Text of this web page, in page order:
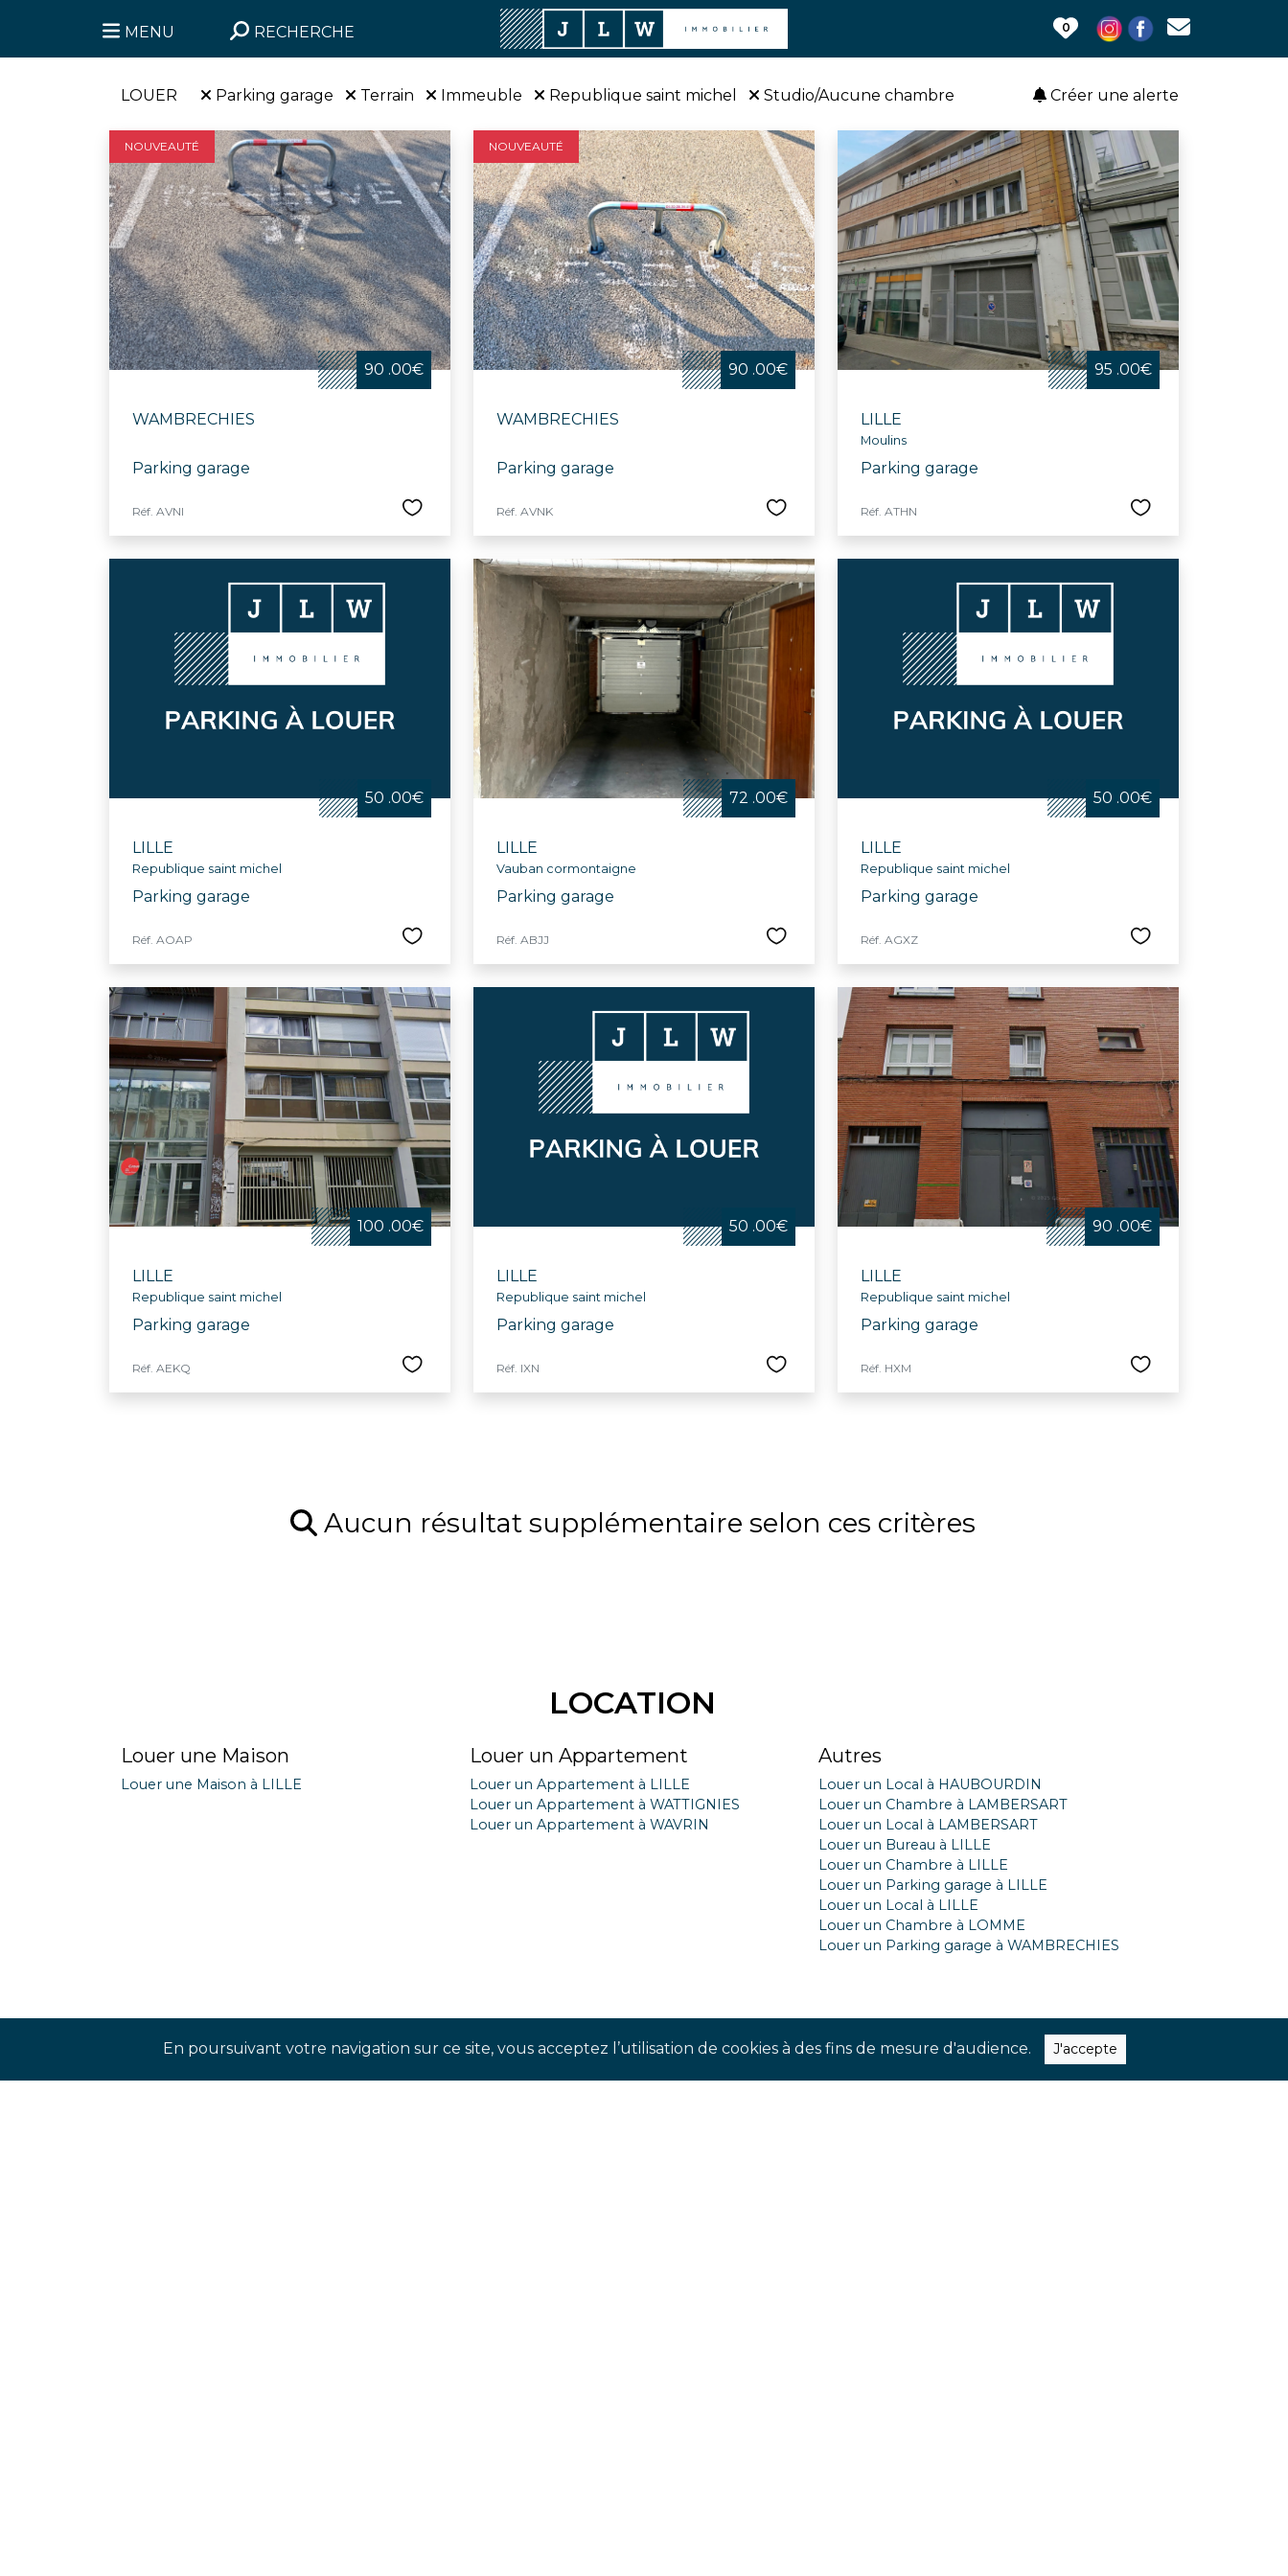
En poursuivant votre navigation sur ce site, vous acceptez l’utilisation de cookies à des fins de mesure d'audience. J'accepte
MENU RECHERCHE 0
Créer une alerte
LOUER Parking garage Terrain Immeuble Republique saint michel Studio/Aucune chambre
NOUVEAUTÉ
90 .00€
WAMBRECHIES
Parking garage
Réf. AVNI
NOUVEAUTÉ
90 .00€
WAMBRECHIES
Parking garage
Réf. AVNK
95 .00€
LILLE
Moulins
Parking garage
Réf. ATHN
50 .00€
LILLE
Republique saint michel
Parking garage
Réf. AOAP
72 .00€
LILLE
Vauban cormontaigne
Parking garage
Réf. ABJJ
50 .00€
LILLE
Republique saint michel
Parking garage
Réf. AGXZ
100 .00€
LILLE
Republique saint michel
Parking garage
Réf. AEKQ
50 .00€
LILLE
Republique saint michel
Parking garage
Réf. IXN
90 .00€
LILLE
Republique saint michel
Parking garage
Réf. HXM
Aucun résultat supplémentaire selon ces critères
LOCATION
Louer une Maison
Louer une Maison à LILLE
Louer un Appartement
Louer un Appartement à LILLE
Louer un Appartement à WATTIGNIES
Louer un Appartement à WAVRIN
Autres
Louer un Local à HAUBOURDIN
Louer un Chambre à LAMBERSART
Louer un Local à LAMBERSART
Louer un Bureau à LILLE
Louer un Chambre à LILLE
Louer un Parking garage à LILLE
Louer un Local à LILLE
Louer un Chambre à LOMME
Louer un Parking garage à WAMBRECHIES